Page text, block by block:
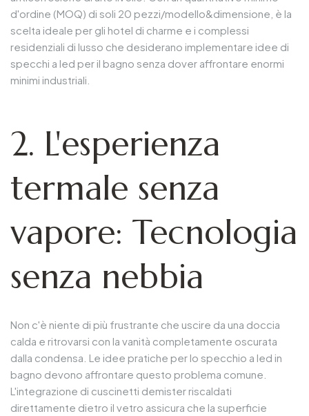
d'ordine (MOQ) di soli 20 pezzi/modello&dimensione, è la
scelta ideale per gli hotel di charme e i complessi
residenziali di lusso che desiderano implementare idee di
specchi a led per il bagno senza dover affrontare enormi
minimi industriali.
2. L'esperienza
termale senza
vapore: Tecnologia
senza nebbia
Non c'è niente di più frustrante che uscire da una doccia
calda e ritrovarsi con la vanità completamente oscurata
dalla condensa. Le idee pratiche per lo specchio a led in
bagno devono affrontare questo problema comune.
L'integrazione di cuscinetti demister riscaldati
direttamente dietro il vetro assicura che la superficie